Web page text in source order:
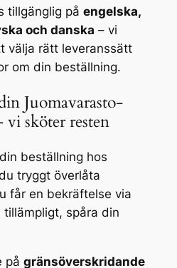
tillgänglig på engelska,
och danska – vi
välja rätt leveranssätt
om din beställning.
Juomavarasto-
vi sköter resten
beställning hos
tryggt överlåta
får en bekräftelse via
spåra din
på gränsöverskridande